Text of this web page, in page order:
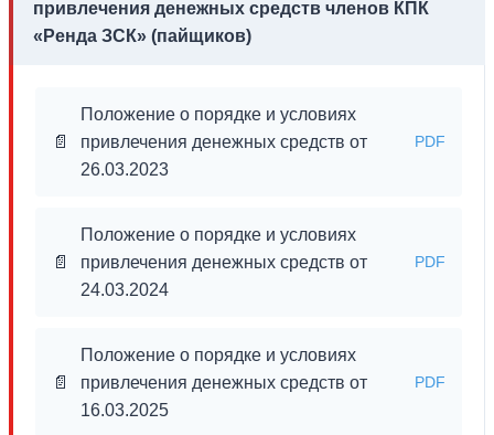
привлечения денежных средств членов КПК
«Ренда ЗСК» (пайщиков)
📄
Положение о порядке и условиях
привлечения денежных средств от
26.03.2023
PDF
📄
Положение о порядке и условиях
привлечения денежных средств от
24.03.2024
PDF
📄
Положение о порядке и условиях
привлечения денежных средств от
16.03.2025
PDF